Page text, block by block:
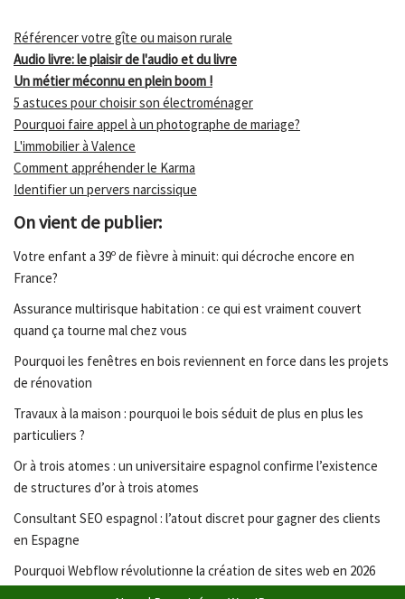
Référencer votre gîte ou maison rurale
Audio livre: le plaisir de l'audio et du livre
Un métier méconnu en plein boom !
5 astuces pour choisir son électroménager
Pourquoi faire appel à un photographe de mariage?
L'immobilier à Valence
Comment appréhender le Karma
Identifier un pervers narcissique
On vient de publier:
Votre enfant a 39º de fièvre à minuit: qui décroche encore en
France?
Assurance multirisque habitation : ce qui est vraiment couvert
quand ça tourne mal chez vous
Pourquoi les fenêtres en bois reviennent en force dans les projets
de rénovation
Travaux à la maison : pourquoi le bois séduit de plus en plus les
particuliers ?
Or à trois atomes : un universitaire espagnol confirme l’existence
de structures d’or à trois atomes
Consultant SEO espagnol : l’atout discret pour gagner des clients
en Espagne
Pourquoi Webflow révolutionne la création de sites web en 2026